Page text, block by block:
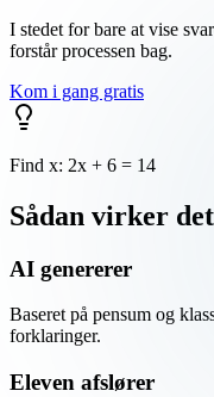
I stedet for bare at vise
forstår processen bag.
Kom i gang gratis
Find x: 2x + 6 = 14
Sådan virker det
AI genererer
Baseret på pensum og
forklaringer.
Eleven afslører